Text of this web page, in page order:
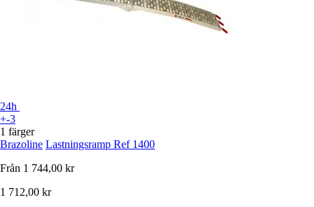
24h
+-3
1 färger
Brazoline Lastningsramp Ref 1400
Från 1 744,00 kr
1 712,00 kr